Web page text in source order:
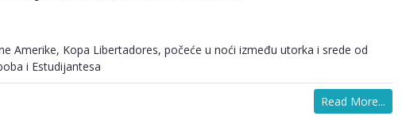
Amerike, Kopa Libertadores, počeće u noći između utorka i srede od
i Estudijantesa
Read More...